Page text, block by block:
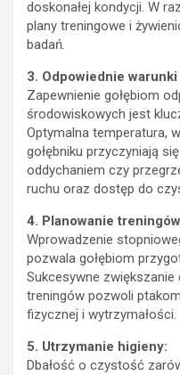
doskonałej kondycji. W
plany treningowe i
badań.
3. Odpowiednie
Zapewnienie gołębiom
środowiskowych jest
Optymalna temperatura,
gołębniku przyczyniają
oddychaniem czy
ruchu oraz dostęp do
4. Planowanie
Wprowadzenie
pozwala gołębiom
Sukcesywne
treningów pozwoli
fizycznej i wytrzymałości.
5. Utrzymanie higieny:
Dbałość o czystość